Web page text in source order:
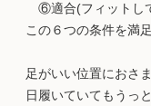
⑥適合(フィットし
この６つの条件を満
足がいい位置におさ
日履いていてもうっ